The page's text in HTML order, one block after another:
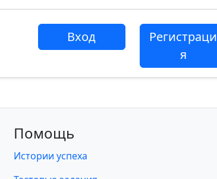
Вход
Регистраци
я
Помощь
Истории успеха